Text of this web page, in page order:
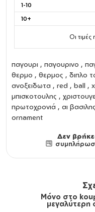
1-10
10+
Οι
παγουρι , παγουρινο ,
θερμο , θερμος , διπλο
ανοξειδωτα , red , ball ,
μπισκοτουλης ,
πρωτοχρονιά , αι
ornament
Δεν
Μόνο στο
μεγαλύτερη